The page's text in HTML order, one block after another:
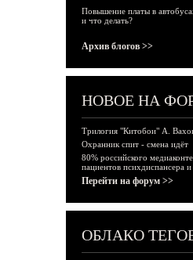
Повышение платы в
и что делать?
Архив блогов >>
НОВОЕ НА
Трилогия "Китобои" А.
Охранник спит - смена идёт
80% российского
пациентов психдиспансера и
Перейти на форум >>
ОБЛАКО